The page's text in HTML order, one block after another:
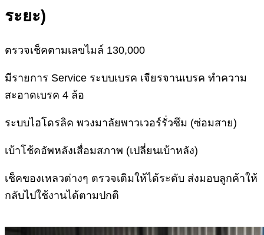
ระยะ)
ตรวจเช็คตามเลขไมล์ 130,000
มีรายการ Service ระบบเบรค เจียรจานเบรค ทำความ
สะอาดเบรค 4 ล้อ
ระบบไฮโดรลิค พวงมาลัยพาวเวอร์รั่วซึม (ซ่อมสาย)
เบ้าโช้คอัพหลังเสื่อมสภาพ (เปลี่ยนเบ้าหลัง)
เช็คของเหลวต่างๆ ตรวจเติมให้ได้ระดับ ส่งมอบลูกค้าให้
กลับไปใช้งานได้ตามปกติ